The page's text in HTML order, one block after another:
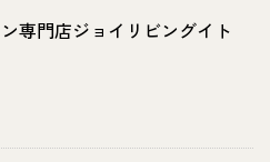
専門店ジョイリビングイト